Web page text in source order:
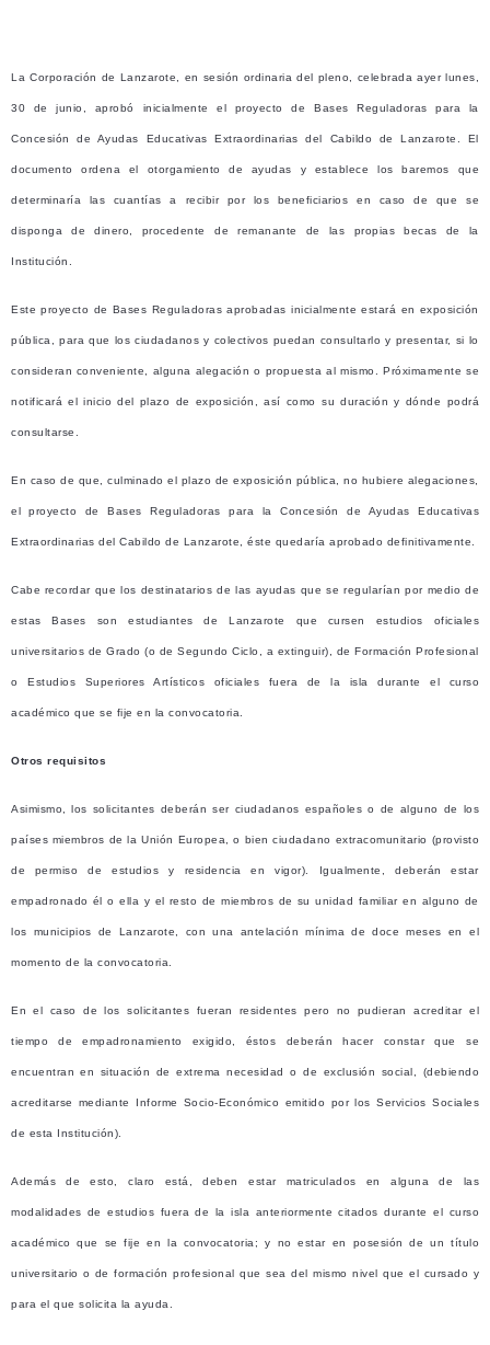
La Corporación de Lanzarote, en sesión ordinaria del pleno, celebrada ayer lunes,
30 de junio, aprobó inicialmente el proyecto de Bases Reguladoras para la
Concesión de Ayudas Educativas Extraordinarias del Cabildo de Lanzarote. El
documento ordena el otorgamiento de ayudas y establece los baremos que
determinaría las cuantías a recibir por los beneficiarios en caso de que se
disponga de dinero, procedente de remanante de las propias becas de la
Institución.
Este proyecto de Bases Reguladoras aprobadas inicialmente estará en exposición
pública, para que los ciudadanos y colectivos puedan consultarlo y presentar, si lo
consideran conveniente, alguna alegación o propuesta al mismo. Próximamente se
notificará el inicio del plazo de exposición, así como su duración y dónde podrá
consultarse.
En caso de que, culminado el plazo de exposición pública, no hubiere alegaciones,
el proyecto de Bases Reguladoras para la Concesión de Ayudas Educativas
Extraordinarias del Cabildo de Lanzarote, éste quedaría aprobado definitivamente.
Cabe recordar que los destinatarios de las ayudas que se regularían por medio de
estas Bases son estudiantes de Lanzarote que cursen estudios oficiales
universitarios de Grado (o de Segundo Ciclo, a extinguir), de Formación Profesional
o Estudios Superiores Artísticos oficiales fuera de la isla durante el curso
académico que se fije en la convocatoria.
Otros requisitos
Asimismo, los solicitantes deberán ser ciudadanos españoles o de alguno de los
países miembros de la Unión Europea, o bien ciudadano extracomunitario (provisto
de permiso de estudios y residencia en vigor). Igualmente, deberán estar
empadronado él o ella y el resto de miembros de su unidad familiar en alguno de
los municipios de Lanzarote, con una antelación mínima de doce meses en el
momento de la convocatoria.
En el caso de los solicitantes fueran residentes pero no pudieran acreditar el
tiempo de empadronamiento exigido, éstos deberán hacer constar que se
encuentran en situación de extrema necesidad o de exclusión social, (debiendo
acreditarse mediante Informe Socio-Económico emitido por los Servicios Sociales
de esta Institución).
Además de esto, claro está, deben estar matriculados en alguna de las
modalidades de estudios fuera de la isla anteriormente citados durante el curso
académico que se fije en la convocatoria; y no estar en posesión de un título
universitario o de formación profesional que sea del mismo nivel que el cursado y
para el que solicita la ayuda.